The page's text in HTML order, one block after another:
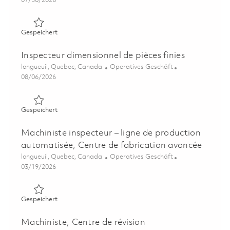
GespeichertGespeichert Technicien contrôle et accessoires
Inspecteur dimensionnel de pièces finies
Ort
longueuil, Quebec, Canada Kategorie
Operatives Geschäft
Posted Date
08/06/2026
GespeichertGespeichert Inspecteur dimensionnel de pièces finies
Machiniste inspecteur – ligne de production
automatisée, Centre de fabrication avancée
Ort
longueuil, Quebec, Canada Kategorie
Operatives Geschäft
Posted Date
03/19/2026
GespeichertGespeichert Machiniste inspecteur – ligne de
Machiniste, Centre de révision